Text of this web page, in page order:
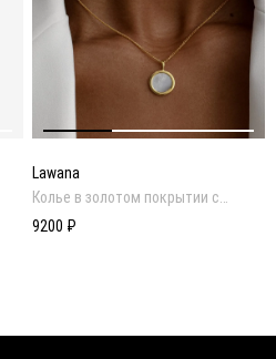
Lawana
Колье в золотом покрытии с
подвеской из перламутра
9200 ₽